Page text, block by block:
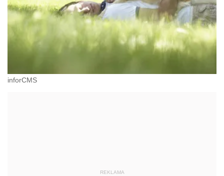
inforCMS